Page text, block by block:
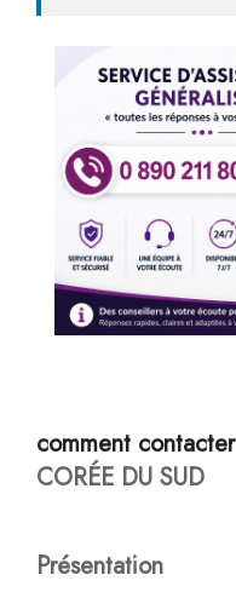
comment contacter
CORÉE DU SUD
Présentation